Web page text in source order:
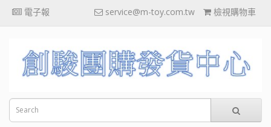
電子報 service@m-toy.com.tw 檢視購物車